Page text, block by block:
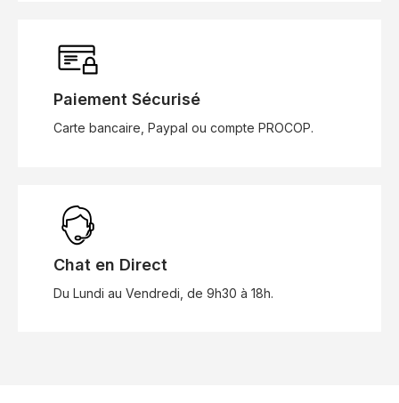
Paiement Sécurisé
Carte bancaire, Paypal ou compte PROCOP.
Chat en Direct
Du Lundi au Vendredi, de 9h30 à 18h.